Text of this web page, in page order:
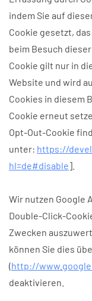
indem Sie auf
Cookie gesetzt,
beim Besuch
Cookie gilt nur in
Website und wird
Cookies in diesem
Cookie erneut
Opt-Out-Cookie
unter: https://
hl=de#disable].
Wir nutzen Google
Double-Click-
Zwecken
können Sie dies
(http://
deaktivieren.